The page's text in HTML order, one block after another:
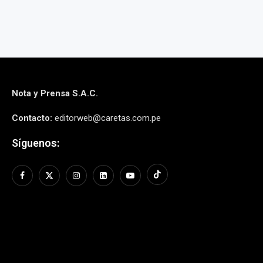
Nota y Prensa S.A.C.
Contacto: editorweb@caretas.com.pe
Síguenos: